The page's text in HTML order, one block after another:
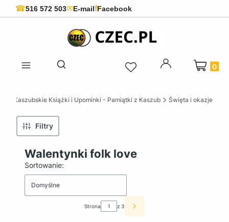
☎516 572 503✉E-mailfFacebook
Otwórz wyszukiwarkę
Produkty
Kaszubskie Książki i Upominki - Pamiątki z Kaszub Święta i okazje
Filtry
Walentynki folk love
Lista produktów
Sortowanie:
Domyślne
Strona z 3 Następne produkty